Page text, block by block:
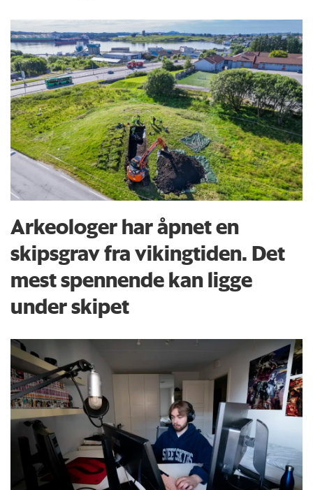
Arkeologer har åpnet en
skipsgrav fra vikingtiden. Det
mest spennende kan ligge
under skipet